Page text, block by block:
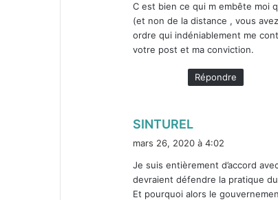
C est bien ce qui m embête moi
(et non de la dis­tance , vous
ordre qui indé­ni­able­ment me
votre post et ma con­vic­tion.
Répondre
SINTUREL
:
mars 26, 2020 à 4:02
Je suis entière­ment d’accord
devraient défendre la pra­tique
Et pourquoi alors le